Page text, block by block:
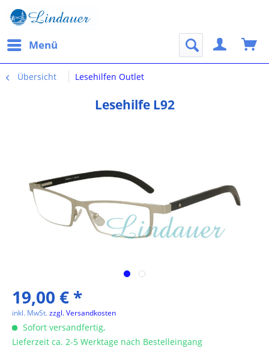
Menü
Übersicht Lesehilfen Outlet
Lesehilfe L92
19,00 € *
inkl. MwSt.zzgl. Versandkosten
Sofort versandfertig,
Lieferzeit ca. 2-5 Werktage nach Bestelleingang